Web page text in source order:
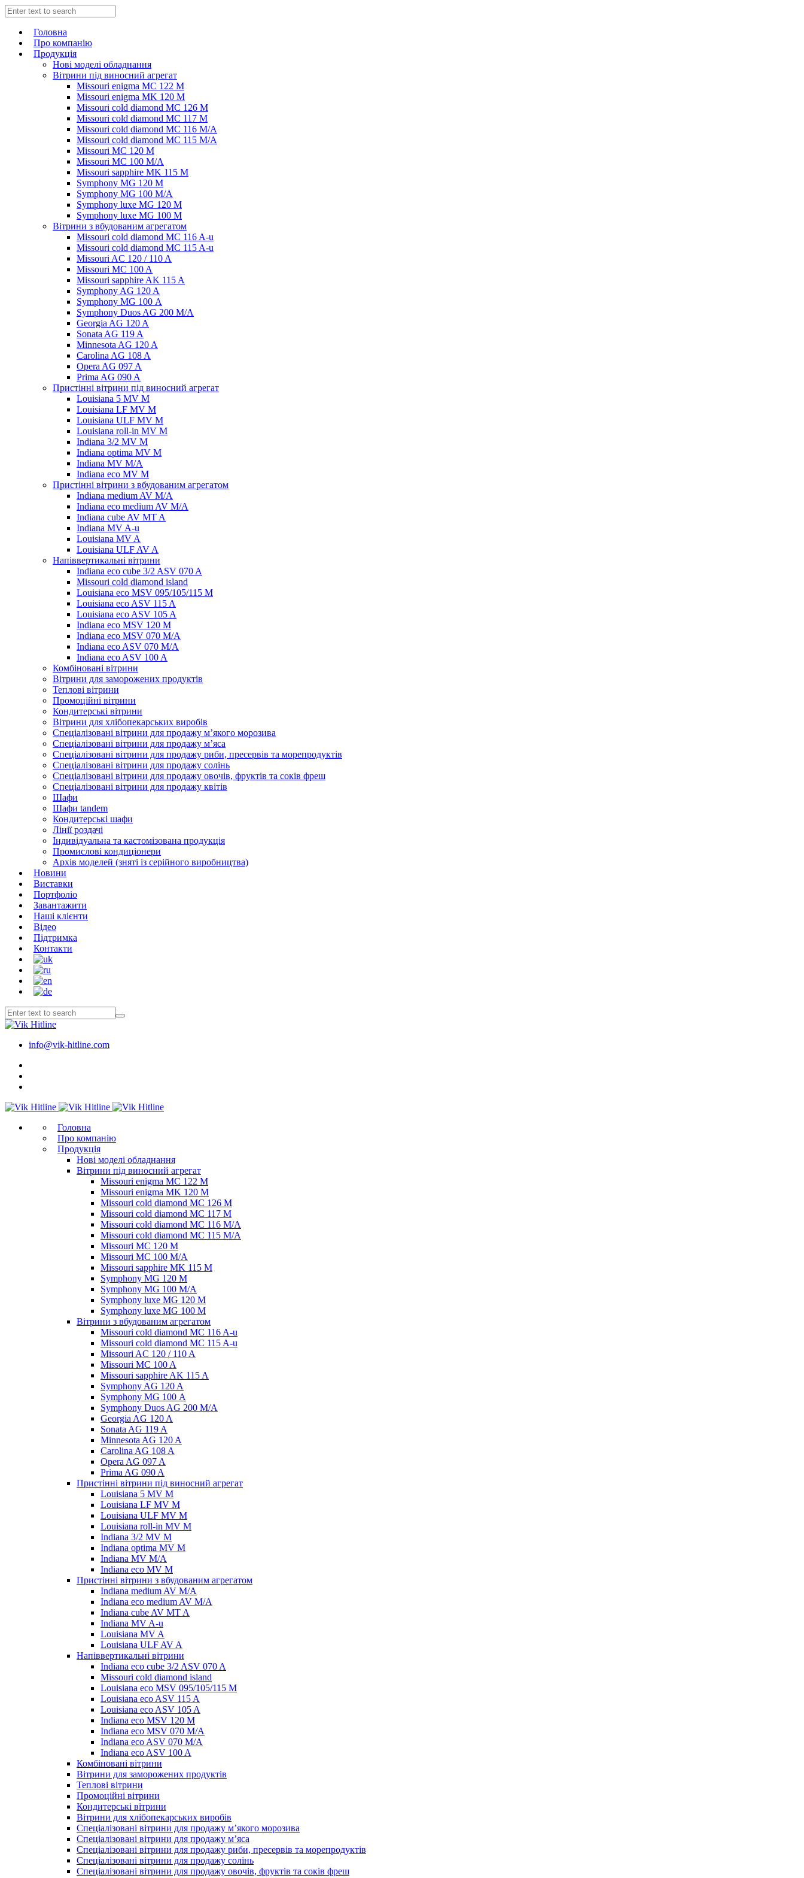
Головна
Про компанію
Продукція
Нові моделі обладнання
Вітрини під виносний агрегат
Missouri enigma MC 122 M
Missouri enigma MK 120 M
Missouri cold diamond MC 126 M
Missouri cold diamond MC 117 M
Missouri cold diamond MC 116 M/A
Missouri cold diamond MC 115 M/A
Missouri MC 120 M
Missouri MC 100 M/A
Missouri sapphire MK 115 M
Symphony MG 120 M
Symphony MG 100 M/А
Symphony luxe MG 120 M
Symphony luxe MG 100 M
Вітрини з вбудованим агрегатом
Missouri cold diamond MC 116 A-u
Missouri cold diamond MC 115 A-u
Missouri AC 120 / 110 A
Missouri MC 100 A
Missouri sapphire AK 115 A
Symphony AG 120 A
Symphony MG 100 А
Symphony Duos AG 200 M/A
Georgia AG 120 A
Sonata AG 119 A
Minnesota AG 120 A
Carolina AG 108 A
Opera AG 097 A
Prima AG 090 A
Пристінні вітрини під виносний агрегат
Louisiana 5 MV M
Louisiana LF MV M
Louisiana ULF MV M
Louisiana roll-in MV M
Indiana 3/2 MV M
Indiana optima MV M
Indiana MV M/A
Indiana eco MV M
Пристінні вітрини з вбудованим агрегатом
Indiana medium AV M/A
Indiana eco medium AV M/A
Indiana cube AV MT A
Indiana MV A-u
Louisiana MV A
Louisiana ULF AV A
Напіввертикальні вітрини
Indiana eco cube 3/2 ASV 070 A
Missouri cold diamond island
Louisiana eco MSV 095/105/115 M
Louisiana eco ASV 115 A
Louisiana eco ASV 105 A
Indiana eco MSV 120 M
Indiana eco MSV 070 M/A
Indiana eco ASV 070 M/A
Indiana eco ASV 100 A
Комбіновані вітрини
Вітрини для заморожених продуктів
Теплові вітрини
Промоційні вітрини
Кондитерські вітрини
Вітрини для хлібопекарських виробів
Спеціалізовані вітрини для продажу м’якого морозива
Спеціалізовані вітрини для продажу м’яса
Спеціалізовані вітрини для продажу риби, пресервів та морепродуктів
Спеціалізовані вітрини для продажу солінь
Спеціалізовані вітрини для продажу овочів, фруктів та соків фреш
Спеціалізовані вітрини для продажу квітів
Шафи
Шафи tandem
Кондитерські шафи
Лінії роздачі
Індивідуальна та кастомізована продукція
Промислові кондиціонери
Архів моделей (зняті із серійного виробництва)
Новини
Виставки
Портфоліо
Завантажити
Наші клієнти
Відео
Підтримка
Контакти
info@vik-hitline.com
Головна
Про компанію
Продукція
Нові моделі обладнання
Вітрини під виносний агрегат
Missouri enigma MC 122 M
Missouri enigma MK 120 M
Missouri cold diamond MC 126 M
Missouri cold diamond MC 117 M
Missouri cold diamond MC 116 M/A
Missouri cold diamond MC 115 M/A
Missouri MC 120 M
Missouri MC 100 M/A
Missouri sapphire MK 115 M
Symphony MG 120 M
Symphony MG 100 M/А
Symphony luxe MG 120 M
Symphony luxe MG 100 M
Вітрини з вбудованим агрегатом
Missouri cold diamond MC 116 A-u
Missouri cold diamond MC 115 A-u
Missouri AC 120 / 110 A
Missouri MC 100 A
Missouri sapphire AK 115 A
Symphony AG 120 A
Symphony MG 100 А
Symphony Duos AG 200 M/A
Georgia AG 120 A
Sonata AG 119 A
Minnesota AG 120 A
Carolina AG 108 A
Opera AG 097 A
Prima AG 090 A
Пристінні вітрини під виносний агрегат
Louisiana 5 MV M
Louisiana LF MV M
Louisiana ULF MV M
Louisiana roll-in MV M
Indiana 3/2 MV M
Indiana optima MV M
Indiana MV M/A
Indiana eco MV M
Пристінні вітрини з вбудованим агрегатом
Indiana medium AV M/A
Indiana eco medium AV M/A
Indiana cube AV MT A
Indiana MV A-u
Louisiana MV A
Louisiana ULF AV A
Напіввертикальні вітрини
Indiana eco cube 3/2 ASV 070 A
Missouri cold diamond island
Louisiana eco MSV 095/105/115 M
Louisiana eco ASV 115 A
Louisiana eco ASV 105 A
Indiana eco MSV 120 M
Indiana eco MSV 070 M/A
Indiana eco ASV 070 M/A
Indiana eco ASV 100 A
Комбіновані вітрини
Вітрини для заморожених продуктів
Теплові вітрини
Промоційні вітрини
Кондитерські вітрини
Вітрини для хлібопекарських виробів
Спеціалізовані вітрини для продажу м’якого морозива
Спеціалізовані вітрини для продажу м’яса
Спеціалізовані вітрини для продажу риби, пресервів та морепродуктів
Спеціалізовані вітрини для продажу солінь
Спеціалізовані вітрини для продажу овочів, фруктів та соків фреш